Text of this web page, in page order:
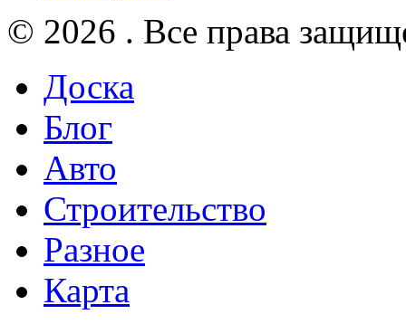
© 2026 . Все права
Доска
Блог
Авто
Строительство
Разное
Карта